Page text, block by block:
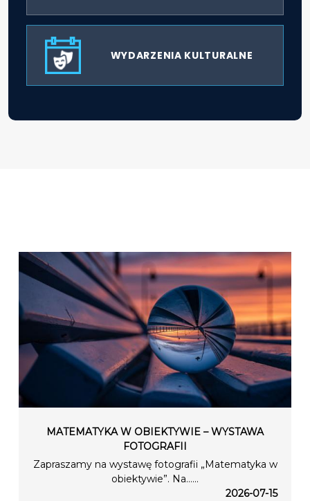
WYDARZENIA KULTURALNE
MATEMATYKA W OBIEKTYWIE – WYSTAWA
FOTOGRAFII
Zapraszamy na wystawę fotografii „Matematyka w
obiektywie”. Na…...
2026-07-15